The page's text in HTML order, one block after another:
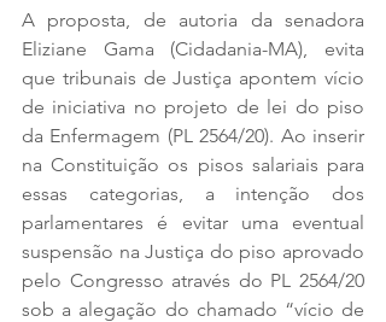
A proposta, de autoria da senadora
Eliziane Gama (Cidadania-MA), evita
que tribunais de Justiça apontem vício
de iniciativa no projeto de lei do piso
da Enfermagem (PL 2564/20). Ao inserir
na Constituição os pisos salariais para
essas categorias, a intenção dos
parlamentares é evitar uma eventual
suspensão na Justiça do piso aprovado
pelo Congresso através do PL 2564/20
sob a alegação do chamado “vício de